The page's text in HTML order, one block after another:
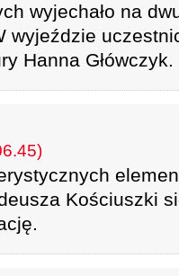
wyjechało na
wyjeździe
Hanna Główczyk.
Kościuszki